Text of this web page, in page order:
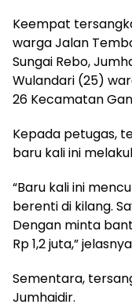
Keempat
warga Jalan
Sungai Rebo,
Wulandari (25)
26 Kecamatan
Kepada petugas,
baru kali ini
“Baru kali ini
berenti di kilang.
Dengan minta
Rp 1,2 juta,”
Sementara,
Jumhaidir.